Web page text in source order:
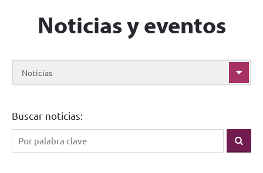
Noticias y eventos
Noticias
Buscar noticias: